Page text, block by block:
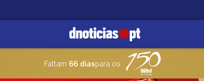
Faltam 66 diaspara os